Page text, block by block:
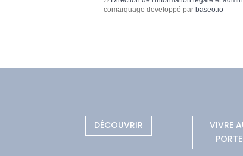
comarquage developpé par baseo.io
DÉCOUVRIR
VIVRE